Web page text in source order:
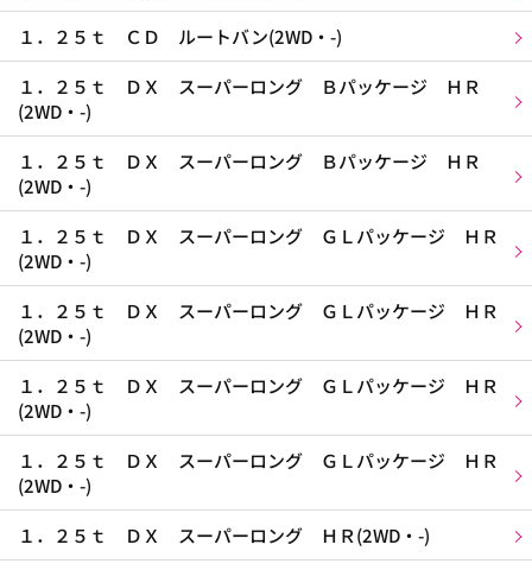
１．２５ｔ ＣＤ ルートバン(2WD・-)
１．２５ｔ ＤＸ スーパーロング Ｂパッケージ ＨＲ
(2WD・-)
１．２５ｔ ＤＸ スーパーロング Ｂパッケージ ＨＲ
(2WD・-)
１．２５ｔ ＤＸ スーパーロング ＧＬパッケージ ＨＲ
(2WD・-)
１．２５ｔ ＤＸ スーパーロング ＧＬパッケージ ＨＲ
(2WD・-)
１．２５ｔ ＤＸ スーパーロング ＧＬパッケージ ＨＲ
(2WD・-)
１．２５ｔ ＤＸ スーパーロング ＧＬパッケージ ＨＲ
(2WD・-)
１．２５ｔ ＤＸ スーパーロング ＨＲ(2WD・-)